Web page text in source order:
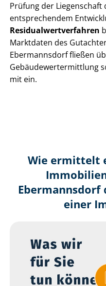
Prüfung der
entsprechendem
Re­si­du­al­wert­ver­fah­ren
Marktdaten des
Ebermannsdorf fließen
Ge­bäu­de­wert­ermitt­lung
mit ein.
Wie ermittelt
Ebermannsdorf
einer